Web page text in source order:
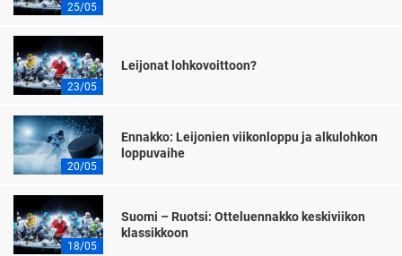
25/05
23/05
Leijonat lohkovoittoon?
20/05
Ennakko: Leijonien viikonloppu ja alkulohkon
loppuvaihe
18/05
Suomi – Ruotsi: Otteluennakko keskiviikon
klassikkoon